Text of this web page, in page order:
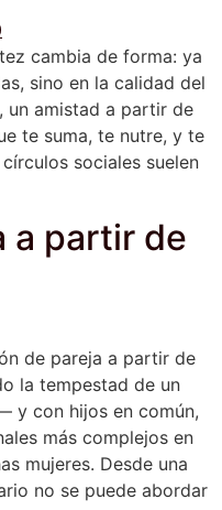
cambia de forma: ya
sino en la calidad del
un amistad a partir de
te suma, te nutre, y te
sociales suelen
a partir de
de pareja a partir de
la tempestad de un
y con hijos en común,
más complejos en
mujeres. Desde una
no se puede abordar